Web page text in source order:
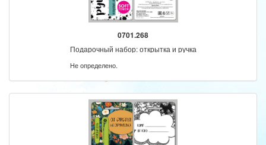
0701.268
Подарочный набор: открытка и ручка
Не определено.